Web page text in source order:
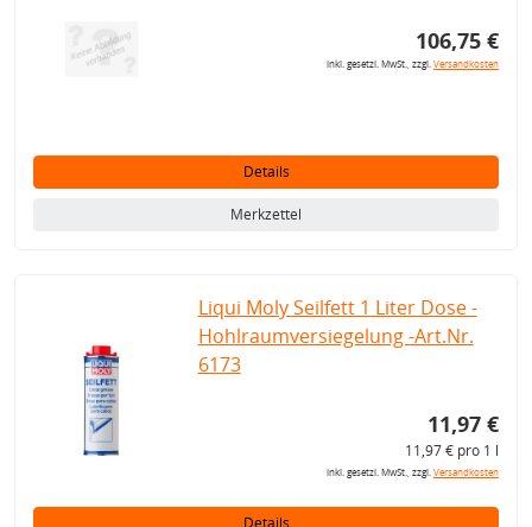
106,75 €
inkl. gesetzl. MwSt., zzgl.Versandkosten
Details
Merkzettel
Liqui Moly Seilfett 1 Liter Dose -
Hohlraumversiegelung -Art.Nr.
6173
11,97 €
11,97 € pro 1 l
inkl. gesetzl. MwSt., zzgl.Versandkosten